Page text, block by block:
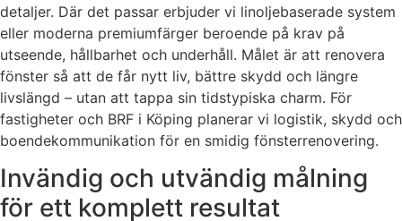
detaljer. Där det passar erbjuder vi linoljebaserade system
eller moderna premiumfärger beroende på krav på
utseende, hållbarhet och underhåll. Målet är att renovera
fönster så att de får nytt liv, bättre skydd och längre
livslängd – utan att tappa sin tidstypiska charm. För
fastigheter och BRF i Köping planerar vi logistik, skydd och
boendekommunikation för en smidig fönsterrenovering.
Invändig och utvändig målning
för ett komplett resultat